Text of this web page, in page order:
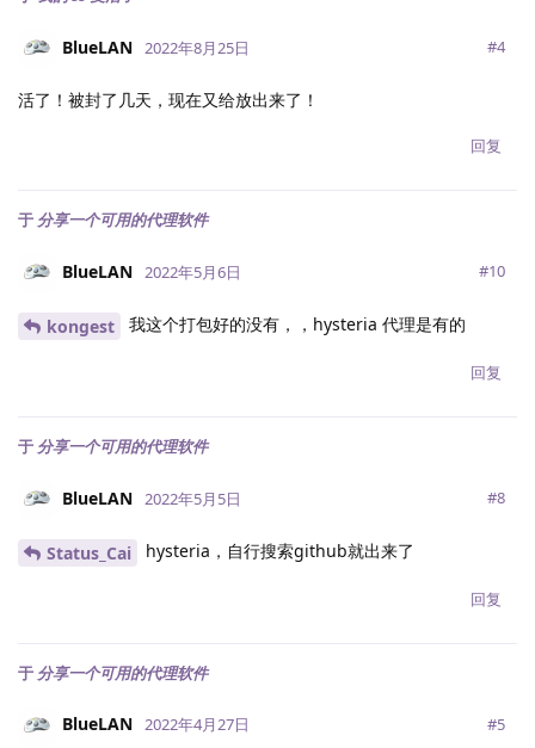
BlueLAN 2022年8月25日 #4
活了！被封了几天，现在又给放出来了！
回复
于 分享一个可用的代理软件
BlueLAN 2022年5月6日 #10
kongest 我这个打包好的没有，，hysteria 代理是有的
回复
于 分享一个可用的代理软件
BlueLAN 2022年5月5日 #8
Status_Cai hysteria，自行搜索github就出来了
回复
于 分享一个可用的代理软件
BlueLAN 2022年4月27日 #5